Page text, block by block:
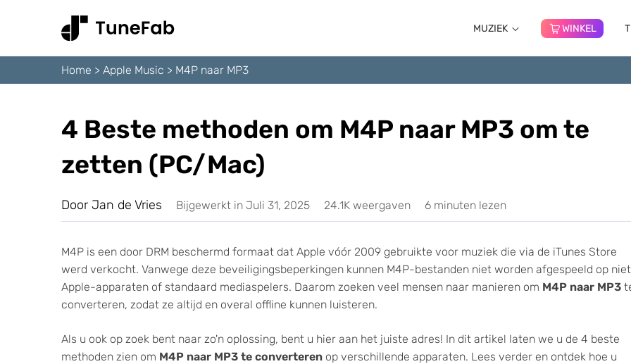
MUZIEK WINKEL
Home > Apple Music > M4P naar MP3
4 Beste methoden om M4P naar MP3 om te
zetten (PC/Mac)
Door Jan de Vries Bijgewerkt in Juli 31, 2025 24.1K weergaven 6 minuten lezen
M4P is een door DRM beschermd formaat dat Apple vóór 2009 gebruikte voor muziek die via de iTunes Store
werd verkocht. Vanwege deze beveiligingsbeperkingen kunnen M4P-bestanden niet worden afgespeeld op
Apple-apparaten of standaard mediaspelers. Daarom zoeken veel mensen naar manieren om M4P naar MP3
converteren, zodat ze altijd en overal offline kunnen luisteren.
Als u ook op zoek bent naar zo'n oplossing, bent u hier aan het juiste adres! In dit artikel laten we u de 4 beste
methoden zien om M4P naar MP3 te converteren op verschillende apparaten. Lees verder en ontdek hoe u